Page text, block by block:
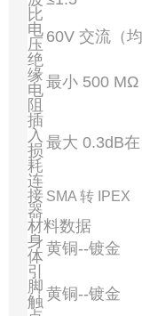
比
电
压 60V 交流（均
绝
缘
电
阻
最小 500 MΩ
插
入
损
耗
最大 0.3dB
连
接
器
SMA 转 IPEX
材料数据
身
体 黄铜--镀金
引
脚
触 黄铜--镀金